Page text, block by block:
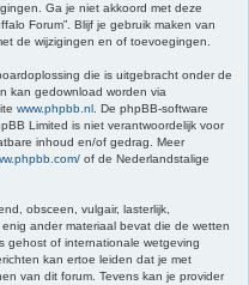
Ga je niet akkoord met deze
Forum”. Blijf je gebruik maken van
de wijzigingen en of toevoegingen.
die is uitgebracht onder de
kan gedownload worden via
www.phpbb.nl . De phpBB-software
Limited is niet verantwoordelijk voor
inhoud en/of gedrag. Meer
of de Nederlandstalige
obsceen, vulgair, lasterlijk,
ander materiaal bevat die de wetten
gehost of internationale wetgeving
kan ertoe leiden dat je met
van dit forum. Tevens kan je provider